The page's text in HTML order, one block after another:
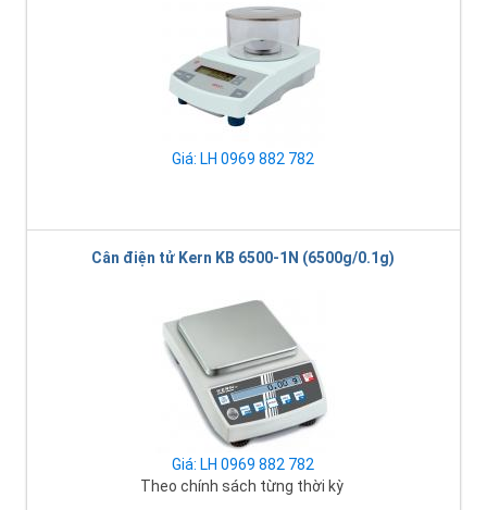
Giá: LH 0969 882 782
Cân điện tử Kern KB 6500-1N (6500g/0.1g)
Giá: LH 0969 882 782
Theo chính sách từng thời kỳ